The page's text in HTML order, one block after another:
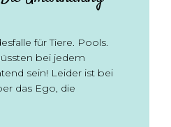
für Tiere. Pools.
bei jedem
sein! Leider ist bei
das Ego, die